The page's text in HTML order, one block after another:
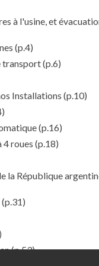
à l'usine, et
(p.4)
transport(p.6)
Installations (p.10)
(p.16)
4 roues (p.18)
la République
(p.31)
(p.53)